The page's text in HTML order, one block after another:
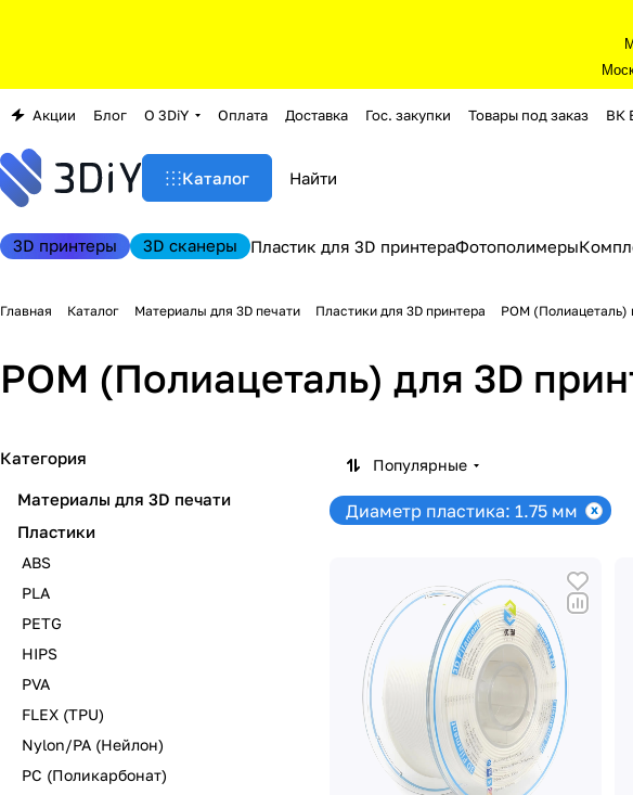
Акции Блог О 3DiY Оплата Доставка Гос. закупки Товары под заказ ВК
Каталог
3D принтеры 3D сканеры Пластик для 3D принтераФотополимеры
Главная Каталог Материалы для 3D печати Пластики для 3D принтера POM (Полиацеталь)
POM (Полиацеталь) для 3D
Популярные
Диаметр пластика: 1.75 мм
Категория
Материалы для 3D печати
Пластики
ABS
PLA
PETG
HIPS
PVA
FLEX (TPU)
Nylon/PA (Нейлон)
PC (Поликарбонат)